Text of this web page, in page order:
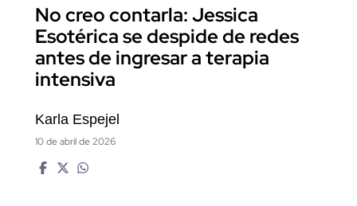
No creo contarla: Jessica
Esotérica se despide de redes
antes de ingresar a terapia
intensiva
Karla Espejel
10 de abril de 2026